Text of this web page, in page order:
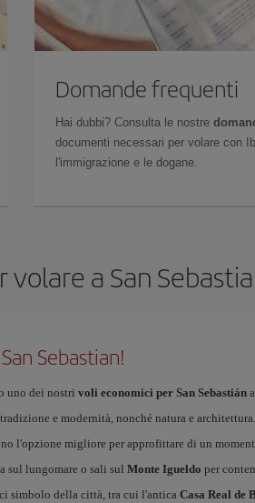
Domande frequenti
Hai dubbi? Consulta le nostre
documenti necessari per volare con
l'immigrazione e le dogane.
a San
Sebastian!
uno dei nostri voli economici per San Sebastián
e modernità, nonché natura e
l'opzione migliore per approfittare di un
sul lungomare o sali sul Monte Igueldo per
simbolo della città, tra cui l'antica Casa Real de